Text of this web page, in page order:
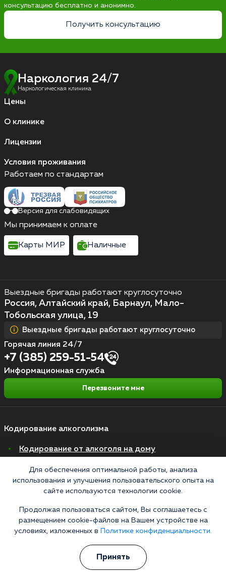
консультацию бесплатно и анонимно.
Получить консультацию
Наркология 24/7
Наркологическая клиника
Цены
О клинике
Лицензии
Условия проживания
Кодирование алкоголизма
Кодирование от алкоголя на дому
Зашиться от алкоголизма
Кодирование уколом
Эспераль
Вивитрол
Кодирование двойной блок
Вывод из запоя в стационаре
Выездные бригады работают круглосуточно
Россия, Алтайский край, Барнаул, Мало-
Тобольская улица, 19
Выездные бригады работают круглосуточно
Горячая линия 24/7
+7 (385) 259-51-54
Информационная служба
Перезвоните мне
Работаем по стандартам
Версия для слабовидящих
Мы принимаем к оплате
Карты МИР Наличные
Для обеспечения оптимальной работы, анализа
использования и улучшения пользовательского опыта на
сайте используются технологии cookie.
Продолжая пользоваться сайтом, Вы соглашаетесь с
размещением cookie-файлов на Вашем устройстве на
условиях, изложенных в
Политике конфиденциальности.
Принять